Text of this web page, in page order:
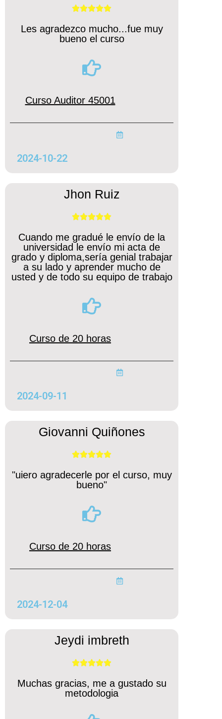

Les agradezco mucho...fue muy
bueno el curso
Curso Auditor 45001
2024-10-22
Jhon Ruiz

Cuando me gradué le envío de la
universidad le envío mi acta de
grado y diploma,sería genial trabajar
a su lado y aprender mucho de
usted y de todo su equipo de trabajo
Curso de 20 horas
2024-09-11
Giovanni Quiñones

"uiero agradecerle por el curso, muy
bueno"
Curso de 20 horas
2024-12-04
Jeydi imbreth

Muchas gracias, me a gustado su
metodologia